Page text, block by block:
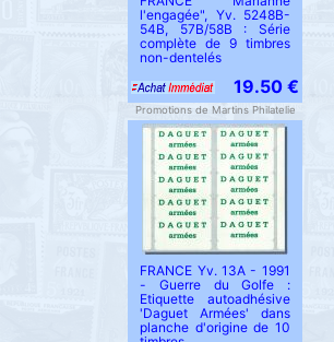
l'engagée", Yv. 5248B-
54B, 57B/58B : Série
complète de 9 timbres
non-dentelés
19.50 €
Promotions de Martins Philatelie
FRANCE Yv. 13A - 1991
- Guerre du Golfe :
Etiquette autoadhésive
'Daguet Armées' dans
planche d'origine de 10